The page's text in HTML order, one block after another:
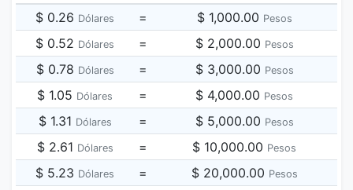
$ 0.26 Dólares = $ 1,000.00 Pesos
$ 0.52 Dólares = $ 2,000.00 Pesos
$ 0.78 Dólares = $ 3,000.00 Pesos
$ 1.05 Dólares = $ 4,000.00 Pesos
$ 1.31 Dólares = $ 5,000.00 Pesos
$ 2.61 Dólares = $ 10,000.00 Pesos
$ 5.23 Dólares = $ 20,000.00 Pesos